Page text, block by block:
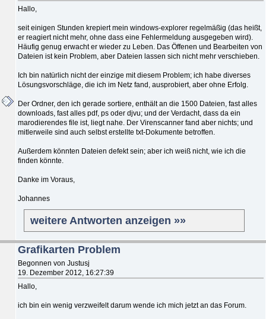
Hallo,
seit einigen Stunden krepiert mein windows-explorer regelmäßig (das heißt,
er reagiert nicht mehr, ohne dass eine Fehlermeldung ausgegeben wird).
Häufig genug erwacht er wieder zu Leben. Das Öffenen und Bearbeiten von
Dateien ist kein Problem, aber Dateien lassen sich nicht mehr verschieben.
Ich bin natürlich nicht der einzige mit diesem Problem; ich habe diverses
Lösungsvorschläge, die ich im Netz fand, ausprobiert, aber ohne Erfolg.
Der Ordner, den ich gerade sortiere, enthält an die 1500 Dateien, fast alles
downloads, fast alles pdf, ps oder djvu; und der Verdacht, dass da ein
marodierendes file ist, liegt nahe. Der Virenscanner fand aber nichts; und
mitlerweile sind auch selbst erstellte txt-Dokumente betroffen.
Außerdem könnten Dateien defekt sein; aber ich weiß nicht, wie ich die
finden könnte.
Danke im Voraus,
Johannes
weitere Antworten anzeigen »»
Grafikarten Problem
Begonnen von Justusj
19. Dezember 2012, 16:27:39
Hallo,
ich bin ein wenig verzweifelt darum wende ich mich jetzt an das Forum.